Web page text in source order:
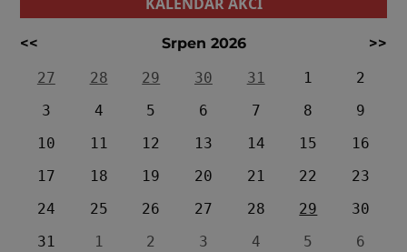
<< Srpen 2026
>>
27
28 29 30 31 1
2
3
4 5 6 7 8
9
10
11 12 13 14 15
16
17
18 19 20 21 22
23
24
25 26 27 28 29
30
31
1 2 3 4 5 6